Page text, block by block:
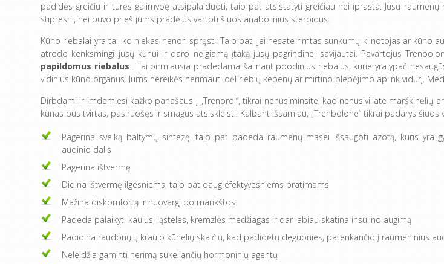
padidės greičiu ir turės galimybę atsipalaiduoti, taip pat atsistatyti greičiau nei įprasta. Jūsų
stipresni, nei buvo prieš jums pradėjus vartoti šiuos anabolinius steroidus.
Kūno riebalai yra tai, ko niekas nenori spręsti. Taip pat, jei nesate rimtas sunkumų kilnotojas ar kūno
atrodo kenksmingi jūsų kūnui ir daro neigiamą įtaką jūsų pagrindinei savijautai. Pavartojus
papildomus riebalus . Tai pirmiausia pradedama šalinant poodinius riebalus, kurie yra ypač
vidinius kūno organus. Jums nereikės nerimauti dėl riebių kepenų ar mirtino plepėjimo aplink vidurį.
Dirbdami ir imdamiesi kažko panašaus į „Trenorol“, tikrai nenusiminsite, kad nenusiviliate marškinėlių
kūnas bus tvirtas, pasiruošęs ir smagus atsiskleisti. Kalbant išsamiau, „Trenbolone“ tikrai padarys šiuos
Pagerina sveiką baltymų sintezę, taip pat padeda raumenų masei išsaugoti azotą, kuris yra
audinio dalis
Pagerina ištvermę
Didina ištvermę ilgesniems, taip pat daug efektyvesniems pratimams
Mažina diskomfortą ir nuovargį po mankštos
Padeda palaikyti kaulus, ląsteles, kremzlės medžiagas ir dar labiau skatina insulino augimą
Padidina raudonųjų kraujo kūnelių skaičių, kad padidėtų deguonies, patenkančio į raumeninius
Neleidžia gaminti nerimą sukeliančių hormoninių agentų